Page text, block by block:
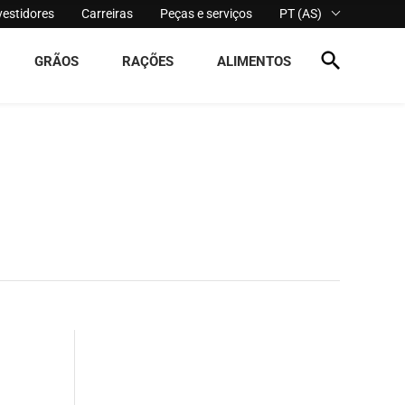
Carreiras Peças e serviços PT (AS)
GRÃOS RAÇÕES ALIMENTOS